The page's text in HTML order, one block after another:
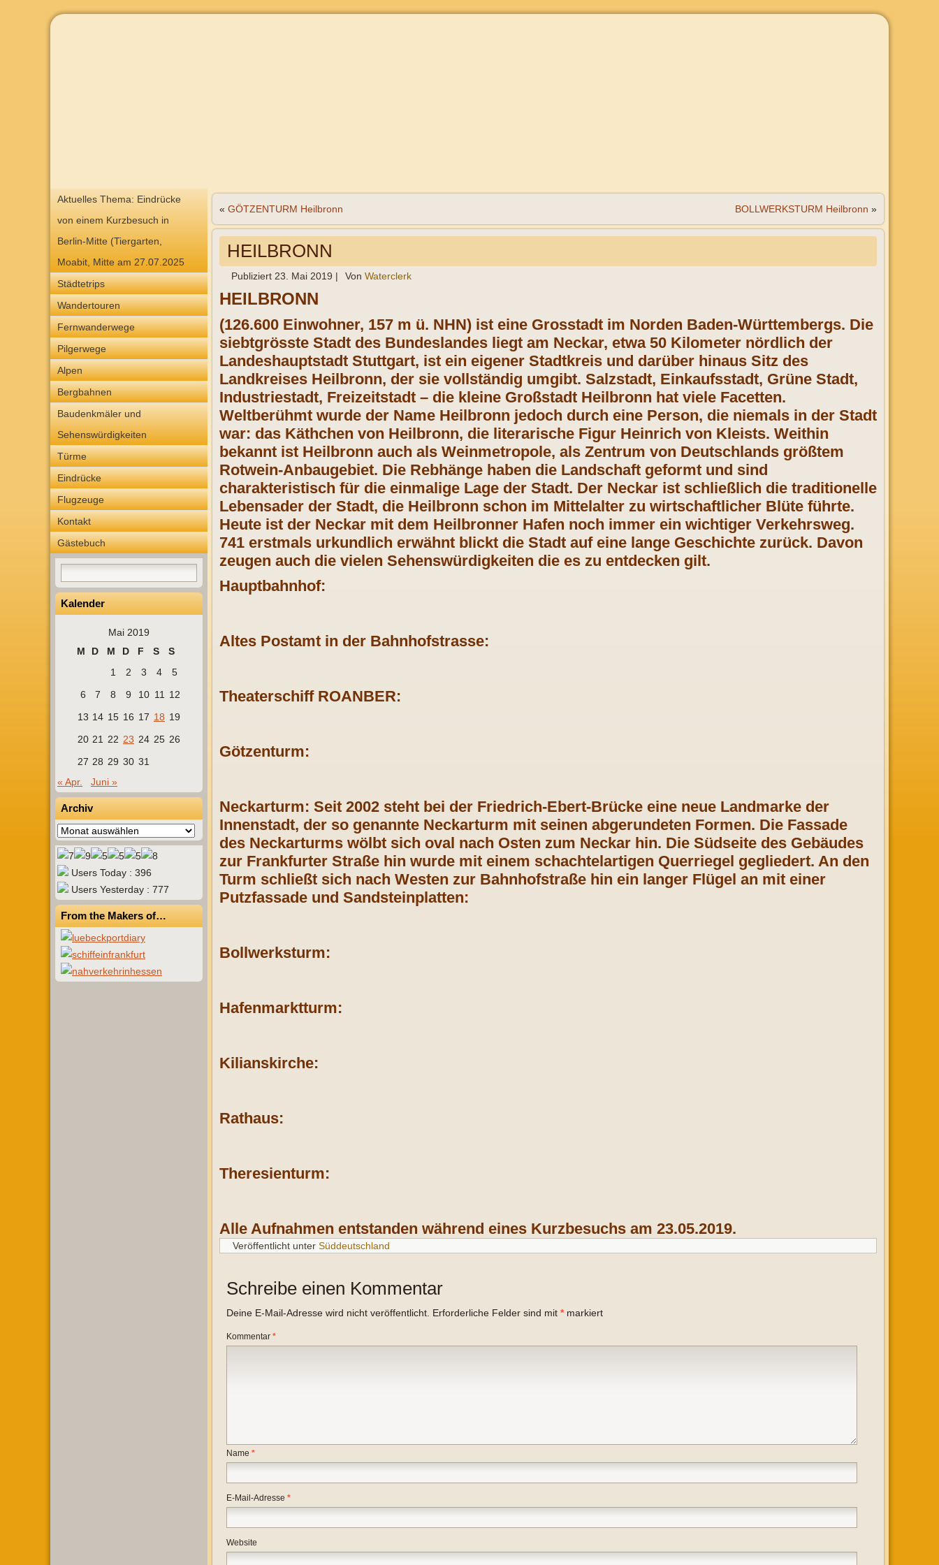
Aktuelles Thema: Eindrücke
von einem Kurzbesuch in
Berlin-Mitte (Tiergarten,
Moabit, Mitte am 27.07.2025
Städtetrips
Wandertouren
Fernwanderwege
Pilgerwege
Alpen
Bergbahnen
Baudenkmäler und
Sehenswürdigkeiten
Türme
Eindrücke
Flugzeuge
Kontakt
Gästebuch
Kalender
Mai 2019
M
D M D F S
S
1
2 3 4
5
6
7 8 9 10 11
12
13 14 15 16 17 18 19
20 21 22 23 24 25 26
27 28 29 30 31
« Apr.
Juni »
Archiv
Archiv
Users Today : 396
Users Yesterday : 777
From the Makers of…
« GÖTZENTURM Heilbronn BOLLWERKSTURM Heilbronn »
HEILBRONN
Publiziert 23. Mai 2019 | Von Waterclerk
HEILBRONN
(126.600 Einwohner, 157 m ü. NHN) ist eine Grosstadt im Norden Baden-Württembergs. Die
siebtgrösste Stadt des Bundeslandes liegt am Neckar, etwa 50 Kilometer nördlich der
Landeshauptstadt Stuttgart, ist ein eigener Stadtkreis und darüber hinaus Sitz des
Landkreises Heilbronn, der sie vollständig umgibt. Salzstadt, Einkaufsstadt, Grüne Stadt,
Industriestadt, Freizeitstadt – die kleine Großstadt Heilbronn hat viele Facetten.
Weltberühmt wurde der Name Heilbronn jedoch durch eine Person, die niemals in der Stadt
war: das Käthchen von Heilbronn, die literarische Figur Heinrich von Kleists. Weithin
bekannt ist Heilbronn auch als Weinmetropole, als Zentrum von Deutschlands größtem
Rotwein-Anbaugebiet. Die Rebhänge haben die Landschaft geformt und sind
charakteristisch für die einmalige Lage der Stadt. Der Neckar ist schließlich die traditionelle
Lebensader der Stadt, die Heilbronn schon im Mittelalter zu wirtschaftlicher Blüte führte.
Heute ist der Neckar mit dem Heilbronner Hafen noch immer ein wichtiger Verkehrsweg.
741 erstmals urkundlich erwähnt blickt die Stadt auf eine lange Geschichte zurück. Davon
zeugen auch die vielen Sehenswürdigkeiten die es zu entdecken gilt.
Hauptbahnhof:
Altes Postamt in der Bahnhofstrasse:
Theaterschiff ROANBER:
Götzenturm:
Neckarturm: Seit 2002 steht bei der Friedrich-Ebert-Brücke eine neue Landmarke der
Innenstadt, der so genannte Neckarturm mit seinen abgerundeten Formen. Die Fassade
des Neckarturms wölbt sich oval nach Osten zum Neckar hin. Die Südseite des Gebäudes
zur Frankfurter Straße hin wurde mit einem schachtelartigen Querriegel gegliedert. An den
Turm schließt sich nach Westen zur Bahnhofstraße hin ein langer Flügel an mit einer
Putzfassade und Sandsteinplatten:
Bollwerksturm:
Hafenmarktturm:
Kilianskirche:
Rathaus:
Theresienturm:
Alle Aufnahmen entstanden während eines Kurzbesuchs am 23.05.2019.
Veröffentlicht unter Süddeutschland
Schreibe einen Kommentar
Deine E-Mail-Adresse wird nicht veröffentlicht. Erforderliche Felder sind mit *markiert
Kommentar *
Name *
E-Mail-Adresse *
Website